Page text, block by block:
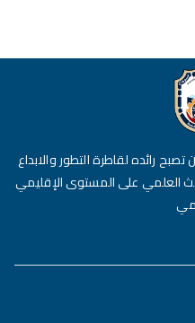
رائده لقاطرة التطور والابداع
العلمي على المستوى الإقليمي